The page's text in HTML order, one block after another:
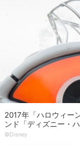
2017年「ハロウィー
ンド「ディズニー・
©Disney